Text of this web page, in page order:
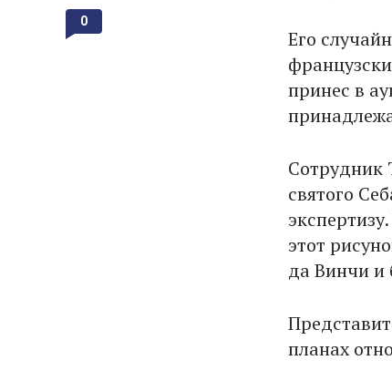
Его
принес в
Сотрудник
святого
этот
да Винчи и
планах
0